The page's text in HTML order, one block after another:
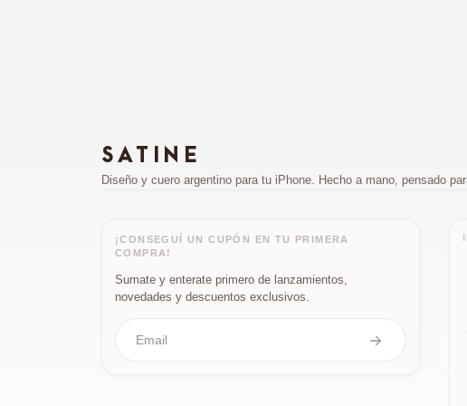
SATINE
Diseño y cuero argentino para tu iPhone. Hecho a mano, pensado
¡CONSEGUÍ UN CUPÓN EN TU PRIMERA
COMPRA!
Sumate y enterate primero de lanzamientos,
novedades y descuentos exclusivos.